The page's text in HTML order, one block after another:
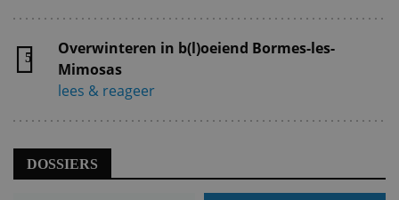
5
Overwinteren in b(l)oeiend Bormes-les-
Mimosas
lees & reageer
DOSSIERS